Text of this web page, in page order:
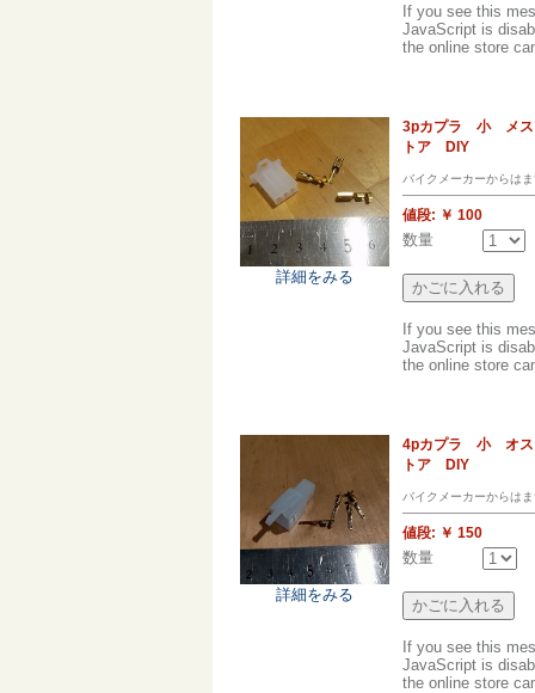
If you see this
JavaScript is
the online store
詳細をみる
3pカプラ 小 メ
トア DIY
バイクメーカーからは
値段: ￥ 100
数量
If you see this
JavaScript is
the online store
詳細をみる
4pカプラ 小 オ
トア DIY
バイクメーカーからは
値段: ￥ 150
数量
If you see this
JavaScript is
the online store